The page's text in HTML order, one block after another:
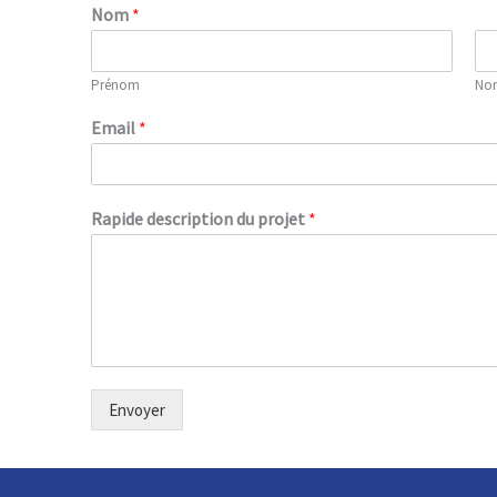
Nom *
Prénom
Email *
Rapide description du projet *
Envoyer